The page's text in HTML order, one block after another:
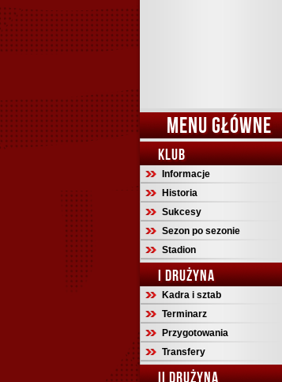
MENU GŁÓWNE
KLUB
Informacje
Historia
Sukcesy
Sezon po sezonie
Stadion
I DRUŻYNA
Kadra i sztab
Terminarz
Przygotowania
Transfery
II DRUŻYNA